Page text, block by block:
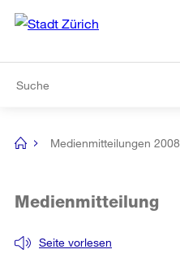
Navigation
[no
Medienmitteilungen
Seite vorlesen
Medienmitteilung